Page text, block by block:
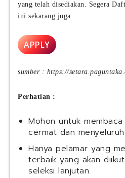
yang telah disediakan. Segera
ini sekarang juga.
APPLY
sumber : https://
Perhatian :
Mohon untuk
cermat dan menyeluruh.
Hanya pelamar yang
terbaik yang akan
seleksi lanjutan.